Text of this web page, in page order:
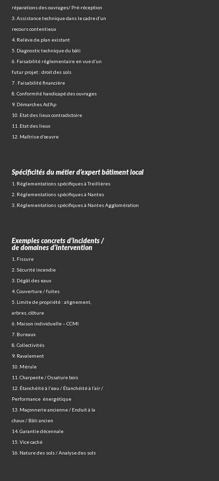
réparations des ouvrages/ Pré-réception
3. Assistance technique dans le cadre d’un
recours contentieux
4. Relève de plan existant
5. Diagnostic technique du bâti
6. Faisabilité réglementaire en vue d’un
futur projet : droit des sols
7 . Faisabilité financière
8. Conformité handicapé des ouvrages
9. Démarches Ad’Ap
10. Etat des lieux contradictoire
11. Etat des lieux
12. Maîtrise d’œuvre
Spécificités du métier d’expert bâtiment local
1. Réglementations spécifiques à Treillières
2. Réglementations spécifiques à Nantes
3. Réglementations spécifiques à Nantes Agglomération
Exemples concrets d’incidents /
de domaines d’intervention
1. Fissure
2. Sécurité incendie
3. Dégât des eaux
4. Couverture / fuites
5. Limite de propriété : alignement,
arbres, clôture
6. Maison individuelle – CCMI
7. Bureaux
8. Collectivités
9. Ravalement
10. Mérule
11. Charpente / Ossature bois
12. Étanchéité à l’eau / Étanchéité à l’air /
Performance énergétique
13. Maçonnerie ancienne / Enduit à la
chaux / Bâti ancien
14. Garantie décennale
15. Vice caché
16. Nature des sols / Analyse des sols